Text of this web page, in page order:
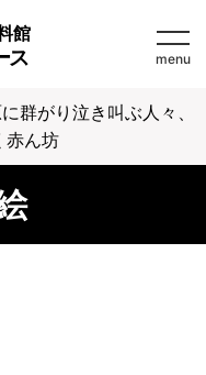
館
ス menu
群がり泣き叫ぶ人々、
赤ん坊